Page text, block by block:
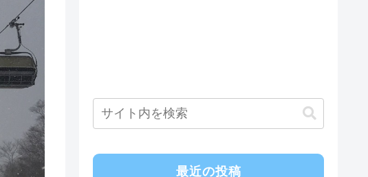
最近の投稿